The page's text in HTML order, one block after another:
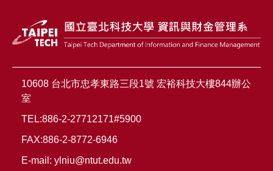
10608 台北市忠孝東路三段1號 宏裕科技大樓844辦公
室
TEL:886-2-27712171#5900
FAX:886-2-8772-6946
E-mail: ylniu@ntut.edu.tw